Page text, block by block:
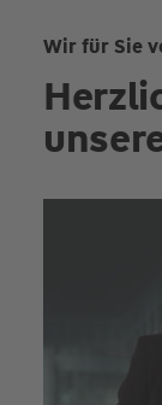
Wir für Sie